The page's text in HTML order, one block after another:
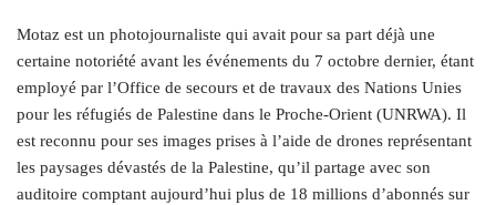
Motaz est un photojournaliste qui avait pour sa part déjà une
certaine notoriété avant les événements du 7 octobre dernier, étant
employé par l’Office de secours et de travaux des Nations Unies
pour les réfugiés de Palestine dans le Proche-Orient (UNRWA). Il
est reconnu pour ses images prises à l’aide de drones représentant
les paysages dévastés de la Palestine, qu’il partage avec son
auditoire comptant aujourd’hui plus de 18 millions d’abonnés sur